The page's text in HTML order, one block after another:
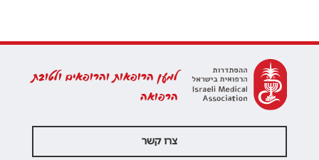
למען הרופאות והרופאים ולטובת
הרפואה
צרו קשר